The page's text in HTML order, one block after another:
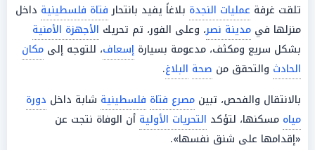
تلقت غرفة عمليات النجدة بلاغاً يفيد بانتحارفتاة فلسطينية داخل
منزلها في مدينة نصر، وعلى الفور، تم تحريك الأجهزة الأمنية
بشكل سريع ومكثف، مدعومة بسيارة إسعاف، للتوجه إلى مكان
الحادث والتحقق من صحة البلاغ.
بالانتقال والفحص، تبين مصرع فتاة فلسطينية شابة داخل دورة
مياه مسكنها، لتؤكد التحريات الأولية أن الوفاة نتجت عن
«إقدامها على شنق نفسها».